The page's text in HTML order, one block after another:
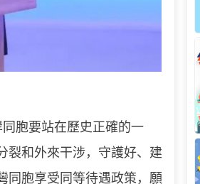
胞要站在歷史正確的一
裂和外來干涉，守護好、建
同胞享受同等待遇政策，願